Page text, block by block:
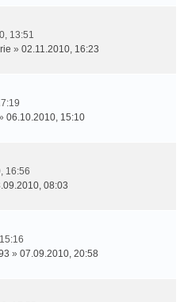
13:51
» 02.11.2010, 16:23
06.10.2010, 15:10
16:56
08:03
» 07.09.2010, 20:58